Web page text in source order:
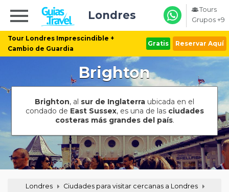
Tour Londres Imprescindible +
Cambio de Guardia
Gratis Reservar Aquí
Londres
Tours
Grupos +9
Brighton
Brighton, al sur de Inglaterra ubicada en el
condado de East Sussex, es una de lasciudades
costeras más grandes del país.
Londres
Ciudades para visitar cercanas a Londres